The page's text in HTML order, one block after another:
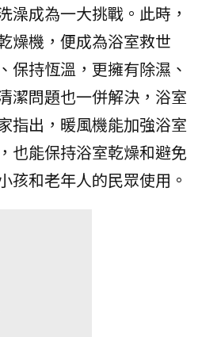
澡成為一大挑戰。此時，
燥機，便成為浴室救世
保持恆溫，更擁有除濕、
潔問題也一併解決，浴室
指出，暖風機能加強浴室
也能保持浴室乾燥和避免
孩和老年人的民眾使用。